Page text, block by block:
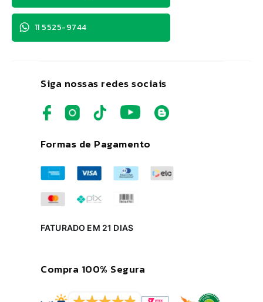
Siga nossas redes sociais
Formas de Pagamento
FATURADO EM 21 DIAS
Compra 100% Segura
11 5525-9744